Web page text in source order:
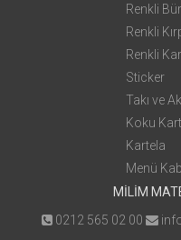
Renkli
Renkli
Renkli
Sticker
Takı ve
Koku
Kartela
Menü
MİLİM
0212 565 02 00